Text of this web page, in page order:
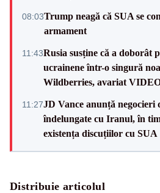
08:03Trump neagă că SUA se
armament
11:43Rusia susține că a doborât
ucrainene într-o singură
Wildberries, avariat
11:27JD Vance anunță negocieri
îndelungate cu Iranul, în
existența discuțiilor cu SUA
Distribuie articolul